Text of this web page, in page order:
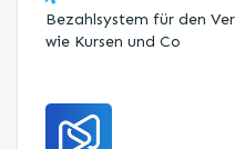
Bezahlsystem für den
wie Kursen und Co